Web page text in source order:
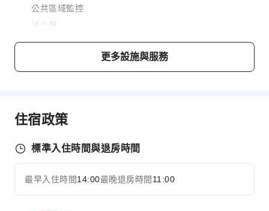
公共區域監控
滅火器
保全人員
更多設施與服務
住宿政策
標準入住時間與退房時間
最早入住時間14:00最晚退房時間 11:00